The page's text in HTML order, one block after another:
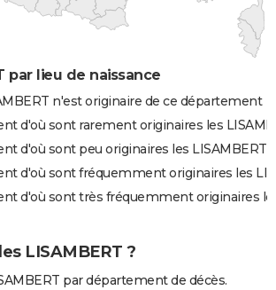
par lieu de naissance
n'est originaire de ce département
d'où sont rarement originaires les
d'où sont peu originaires les LISAMBERT
d'où sont fréquemment originaires les
d'où sont très fréquemment originaires
LISAMBERT ?
par département de décès.